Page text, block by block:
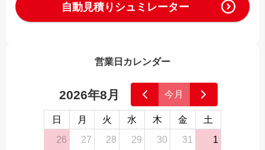
自動見積りシュミレーター
営業日カレンダー
2026年8月 今月
日 月 火 水 木 金
土
26
27 28 29 30 31 1